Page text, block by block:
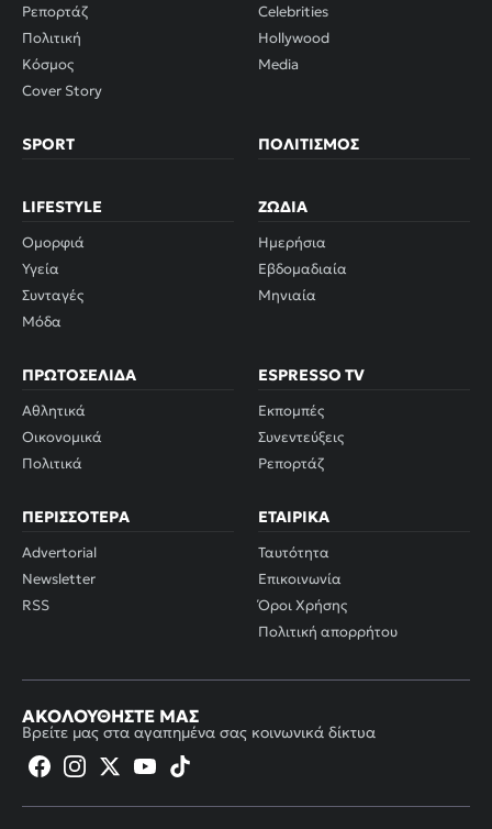
Ρεπορτάζ
Πολιτική
Κόσμος
Cover Story
Celebrities
Hollywood
Media
SPORT ΠΟΛΙΤΙΣΜΌΣ
LIFESTYLE
Ομορφιά
Υγεία
Συνταγές
Μόδα
ΖΏΔΙΑ
Ημερήσια
Εβδομαδιαία
Μηνιαία
ΠΡΩΤΟΣΈΛΙΔΑ
Αθλητικά
Οικονομικά
Πολιτικά
ESPRESSO TV
Εκπομπές
Συνεντεύξεις
Ρεπορτάζ
ΠΕΡΙΣΣΌΤΕΡΑ
Advertorial
Newsletter
RSS
ΕΤΑΙΡΙΚΆ
Ταυτότητα
Επικοινωνία
Όροι Χρήσης
Πολιτική απορρήτου
ΑΚΟΛΟΥΘΉΣΤΕ ΜΑΣ
Βρείτε μας στα αγαπημένα σας κοινωνικά δίκτυα